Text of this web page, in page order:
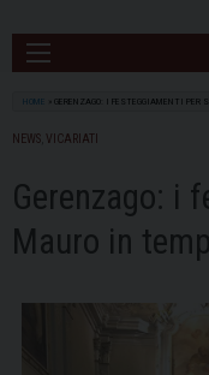
HOME GERENZAGO: I FESTEGGIAMENTI PER
NEWS VICARIATI
Gerenzago: i
Mauro in